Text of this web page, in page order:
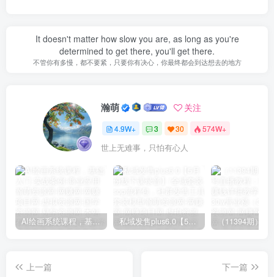
It doesn't matter how slow you are, as long as you're
determined to get there, you'll get there.
不管你有多慢，都不要紧，只要你有决心，你最终都会到达想去的地方
瀚萌 关注
4.9W+ 3 30 574W+
世上无难事，只怕有心人
AI绘画系统课程，基础入门-实战案例-商业应用 私域发售plus6.0【5月份线下课录音】/全域套装sop流程包，社群发售工具套装模型
上一篇
下一篇